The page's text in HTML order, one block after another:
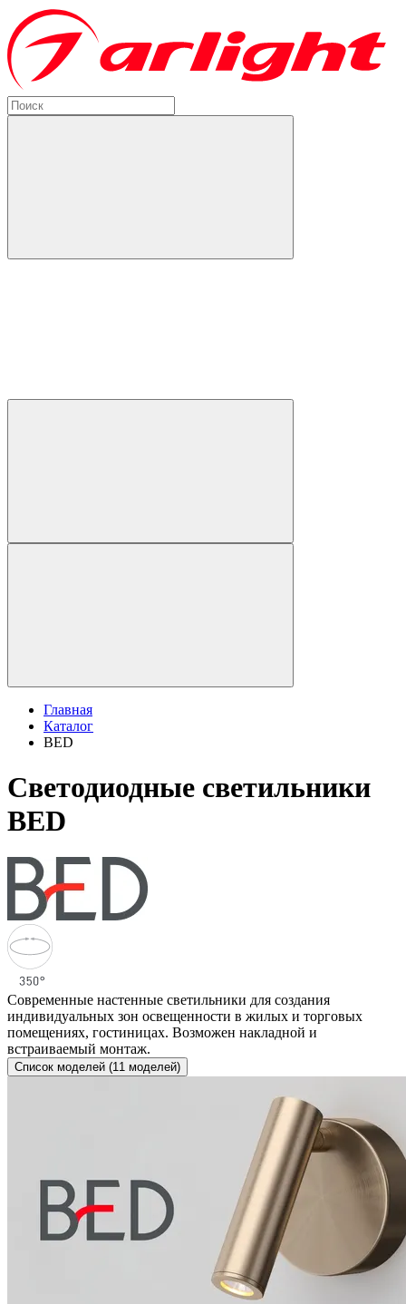
Главная
Каталог
BED
Светодиодные светильники
BED
Современные настенные светильники для создания
индивидуальных зон освещенности в жилых и торговых
помещениях, гостиницах. Возможен накладной и
встраиваемый монтаж.
Список моделей (11 моделей)